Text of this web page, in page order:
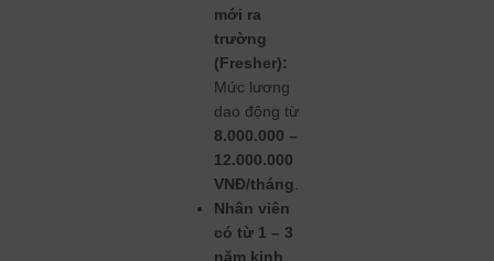
mới ra
trường
(Fresher):
Mức lương
dao động từ
8.000.000 –
12.000.000
VNĐ/tháng
Nhân viên
có từ 1 – 3
năm kinh